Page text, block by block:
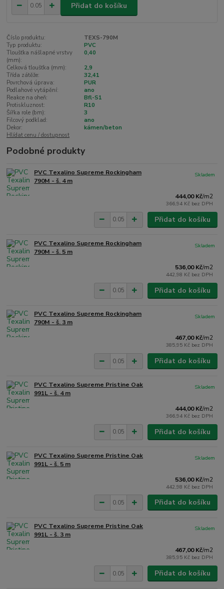
Přidat do košíku
Číslo produktu:
TEXS-790M
Typ produktu:
PVC
Tloušťka nášlapné vrstvy
(mm):
0,40
Celková tloušťka (mm):
2,9
Třída zátěže:
32,41
Povrchová úprava:
PUR
Podlahové vytápění:
ano
Reakce na oheň:
Bfl-S1
Protiskluznost:
R10
Šířka role (bm):
3
Filcový podklad:
ano
Dekor:
kámen/beton
Hlídat cenu / dostupnost
Podobné produkty
PVC Texalino Supreme Rockingham
790M - š. 4 m
444,00 Kč/m2
366,94 Kč bez DPH
Skladem
Přidat do košíku
PVC Texalino Supreme Rockingham
790M - š. 5 m
536,00 Kč/m2
442,98 Kč bez DPH
Skladem
Přidat do košíku
PVC Texalino Supreme Rockingham
790M - š. 3 m
467,00 Kč/m2
385,95 Kč bez DPH
Skladem
Přidat do košíku
PVC Texalino Supreme Pristine Oak
991L - š. 4 m
444,00 Kč/m2
366,94 Kč bez DPH
Skladem
Přidat do košíku
PVC Texalino Supreme Pristine Oak
991L - š. 5 m
536,00 Kč/m2
442,98 Kč bez DPH
Skladem
Přidat do košíku
PVC Texalino Supreme Pristine Oak
991L - š. 3 m
467,00 Kč/m2
385,95 Kč bez DPH
Skladem
Přidat do košíku